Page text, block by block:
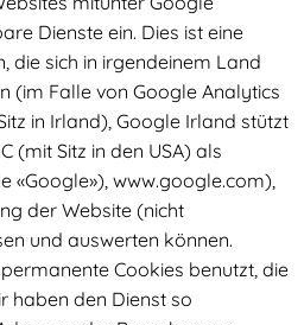
Dienste ein. Dies ist eine
die sich in irgendeinem Land
(im Falle von Google Analytics
in Irland), Google Irland stützt
(mit Sitz in den USA) als
«Google»), www.google.com),
der Website (nicht
und auswerten können.
Cookies benutzt, die
haben den Dienst so